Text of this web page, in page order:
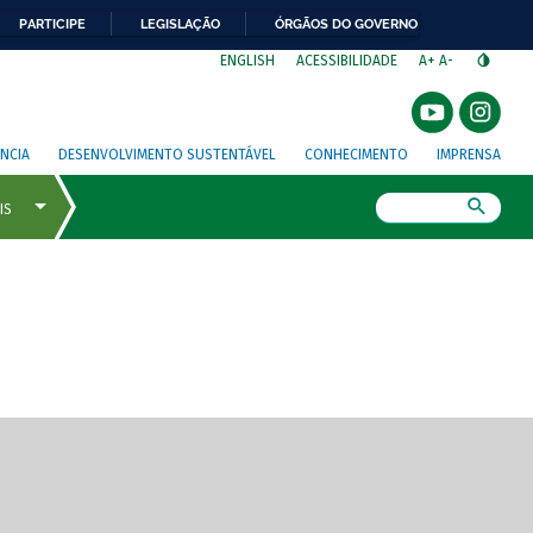
PARTICIPE LEGISLAÇÃO ÓRGÃOS DO GOVERNO
ENGLISH ACESSIBILIDADE A+ A-
DESENVOLVIMENTO SUSTENTÁVEL CONHECIMENTO IMPRENSA
de tela